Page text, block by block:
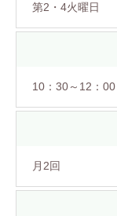
第2・4火曜日
10：30～12：00
月2回